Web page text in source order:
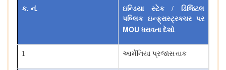
ક. નં. ઇન્ડિયા સ્ટેક/ ડિજિટલ
પબ્લિક ઇન્ફ્રાસ્ટ્રક્ચર પર
MOU ધરાવતા દેશો
1 આર્મેનિયા પ્રજાસત્તાક